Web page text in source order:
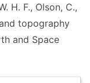
H. F., Olson, C.,
topography
and Space